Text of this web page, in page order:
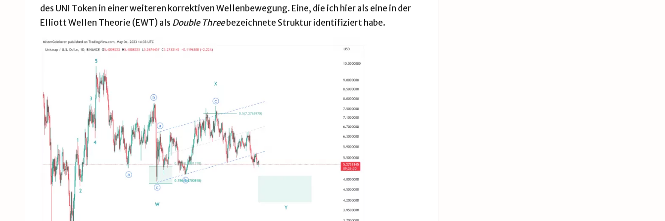
des UNI Token in einer weiteren korrektiven Wellenbewegung. Eine, die ich hier als eine in der
Elliott Wellen Theorie (EWT) als Double Threebezeichnete Struktur identifiziert habe.